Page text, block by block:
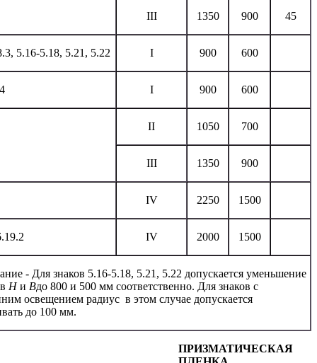
III 1350 900 45
5.16-5.18, 5.21, 5.22 I 900 600
I 900 600
II 1050 700
III 1350 900
IV 2250 1500
IV 2000 1500
- Для знаков 5.16-5.18, 5.21, 5.22 допускается уменьшение
Ни Вдо 800 и 500 мм соответственно. Для знаков с
освещением радиус в этом случае допускается
до 100 мм.
ПРИЗМАТИЧЕСКАЯ